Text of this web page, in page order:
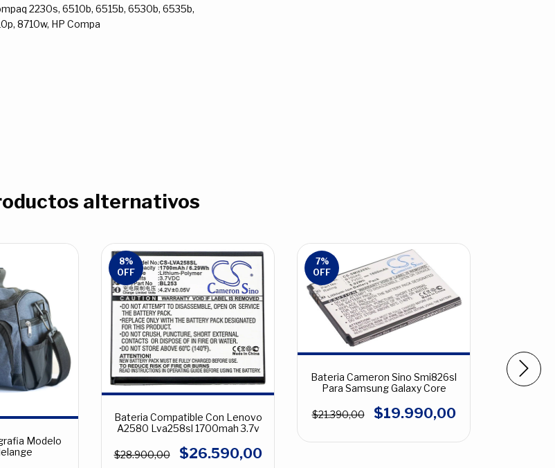
2230s, 6510b, 6515b, 6530b, 6535b,
8710w, HP Compa
alternativos
Modelo
8%
OFF
Bateria Compatible Con Lenovo
A2580 Lva258sl 1700mah 3.7v
$28.900,00 $26.590,00
7%
OFF
Bateria Cameron Sino Smi826sl
Para Samsung Galaxy Core
$21.390,00 $19.990,00